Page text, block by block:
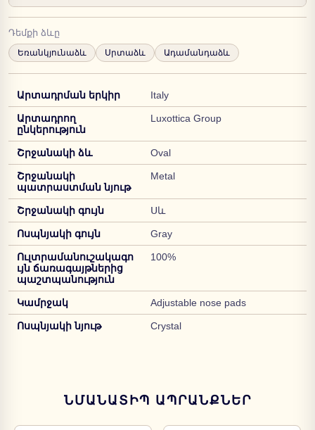
Դեմքի ձևը
Եռանկյունաձև Սրտաձև Ադամանդաձև
Արտադրման երկիր Italy
Արտադրող
ընկերություն
Luxottica Group
Շրջանակի ձև Oval
Շրջանակի
պատրաստման նյութ
Metal
Շրջանակի գույն Սև
Ոսպնյակի գույն Gray
Ուլտրամանուշակագո
ւյն ճառագայթներից
պաշտպանություն
100%
Կամրջակ Adjustable nose pads
Ոսպնյակի նյութ Crystal
ՆՄԱՆԱՏԻՊ ԱՊՐԱՆՔՆԵՐ